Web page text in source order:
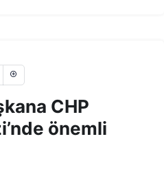
CHP
önemli